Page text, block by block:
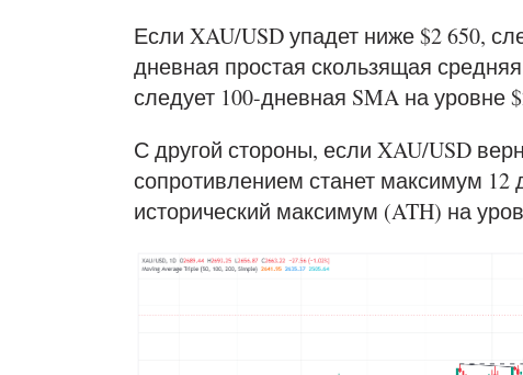
Если XAU/USD упадет ниже $2 650,
дневная простая скользящая
следует 100-дневная SMA на уровне
С другой стороны, если XAU/USD
сопротивлением станет максимум 12
исторический максимум (ATH) на